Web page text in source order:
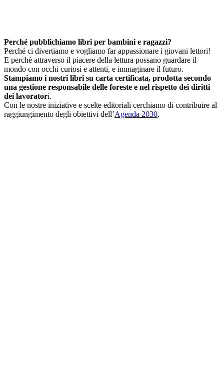
Perché pubblichiamo libri per bambini e ragazzi?
Perché ci divertiamo e vogliamo far appassionare i giovani lettori!
E perché attraverso il piacere della lettura possano guardare il
mondo con occhi curiosi e attenti, e immaginare il futuro.
Stampiamo i nostri libri su carta certificata, prodotta secondo
una gestione responsabile delle foreste e nel rispetto dei diritti
dei lavoratori.
Con le nostre iniziative e scelte editoriali cerchiamo di contribuire al
raggiungimento degli obiettivi dell’Agenda 2030.